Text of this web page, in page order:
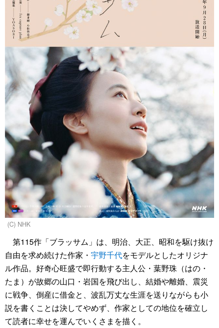
(C) NHK
第115作「ブラッサム」は、明治、大正、昭和を駆け抜け
自由を求め続けた作家・ 宇野千代をモデルとしたオリジナ
ル作品。好奇心旺盛で即行動する主人公・葉野珠（はの・
たま）が故郷の山口・岩国を飛び出し、結婚や離婚、震災
に戦争、倒産に借金と、波乱万丈な生涯を送りながらも小
説を書くことは決してやめず、作家としての地位を確立し
て読者に幸せを運んでいくさまを描く。